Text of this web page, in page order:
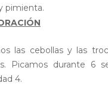
pimienta.
las cebollas y las
Picamos durante 6
4.